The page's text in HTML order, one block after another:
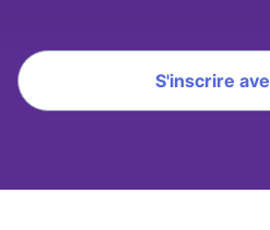
S'inscrire